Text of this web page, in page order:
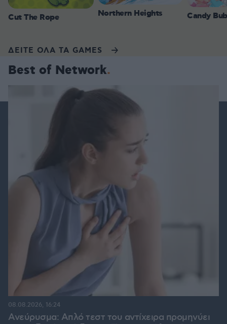
Cut The Rope Northern Heights Candy
ΔΕΙΤΕ ΟΛΑ ΤΑ GAMES
Best of Network
Ανεύρυσμα: Απλό τεστ του αντίχειρα προμηνύει
08.08.2026, 16:24